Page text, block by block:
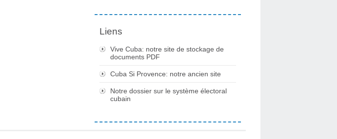
Liens
Vive Cuba: notre site de stockage de
documents PDF
Cuba Si Provence: notre ancien site
Notre dossier sur le système électoral
cubain